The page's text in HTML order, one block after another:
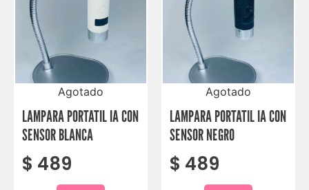
Agotado
LAMPARA PORTATIL IA CON
SENSOR BLANCA
$ 489
Agotado
LAMPARA PORTATIL IA CON
SENSOR NEGRO
$ 489